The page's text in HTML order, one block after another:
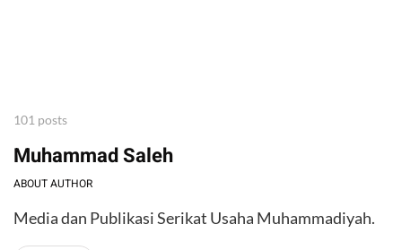
101 posts
Muhammad Saleh
ABOUT AUTHOR
Media dan Publikasi Serikat Usaha Muhammadiyah.